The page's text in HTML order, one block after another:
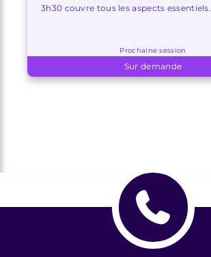
3h30 couvre tous les aspects essentiels.
Prochaine session
Sur demande